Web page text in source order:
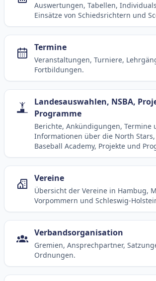
Auswertungen, Tabellen,
Einsätze von Schiedsrichtern und
Termine
Veranstaltungen, Turniere,
Fortbildungen.
Landesauswahlen, NSBA,
Programme
Berichte, Ankündigungen, Termine
Informationen über die North
Baseball Academy, Projekte und
Vereine
Übersicht der Vereine in Hambug,
Vorpommern und Schleswig-
Verbandsorganisation
Gremien, Ansprechpartner,
Ordnungen.